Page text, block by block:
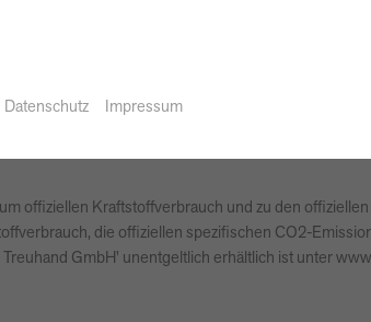
offiziellen Kraftstoffverbrauch und zu den
die offiziellen spezifischen CO2-
GmbH' unentgeltlich erhältlich ist unter
Datenschutz Impressum